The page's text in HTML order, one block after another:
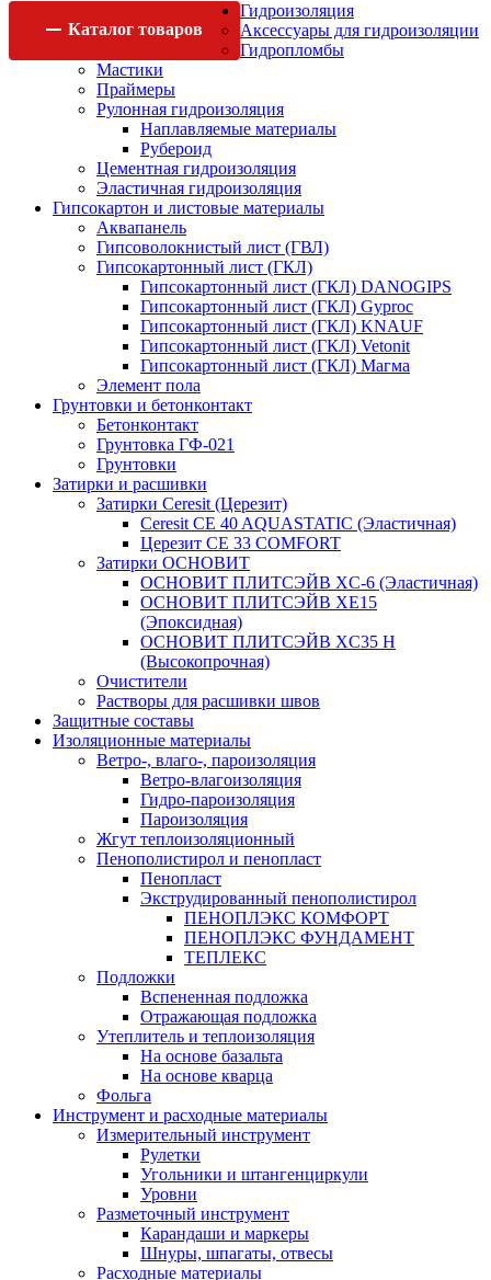
Каталог товаров
Гидроизоляция
Аксессуары для гидроизоляции
Гидропломбы
Мастики
Праймеры
Рулонная гидроизоляция
Наплавляемые материалы
Рубероид
Цементная гидроизоляция
Эластичная гидроизоляция
Гипсокартон и листовые материалы
Аквапанель
Гипсоволокнистый лист (ГВЛ)
Гипсокартонный лист (ГКЛ)
Гипсокартонный лист (ГКЛ) DANOGIPS
Гипсокартонный лист (ГКЛ) Gyproc
Гипсокартонный лист (ГКЛ) KNAUF
Гипсокартонный лист (ГКЛ) Vetonit
Гипсокартонный лист (ГКЛ) Магма
Элемент пола
Грунтовки и бетонконтакт
Бетонконтакт
Грунтовка ГФ-021
Грунтовки
Затирки и расшивки
Затирки Ceresit (Церезит)
Ceresit CE 40 AQUASTATIC (Эластичная)
Церезит CE 33 COMFORT
Затирки ОСНОВИТ
ОСНОВИТ ПЛИТСЭЙВ XC-6 (Эластичная)
ОСНОВИТ ПЛИТСЭЙВ XЕ15
(Эпоксидная)
ОСНОВИТ ПЛИТСЭЙВ XС35 Н
(Высокопрочная)
Очистители
Растворы для расшивки швов
Защитные составы
Изоляционные материалы
Ветро-, влаго-, пароизоляция
Ветро-влагоизоляция
Гидро-пароизоляция
Пароизоляция
Жгут теплоизоляционный
Пенополистирол и пенопласт
Пенопласт
Экструдированный пенополистирол
ПЕНОПЛЭКС КОМФОРТ
ПЕНОПЛЭКС ФУНДАМЕНТ
ТЕПЛЕКС
Подложки
Вспененная подложка
Отражающая подложка
Утеплитель и теплоизоляция
На основе базальта
На основе кварца
Фольга
Инструмент и расходные материалы
Измерительный инструмент
Рулетки
Угольники и штангенциркули
Уровни
Разметочный инструмент
Карандаши и маркеры
Шнуры, шпагаты, отвесы
Расходные материалы